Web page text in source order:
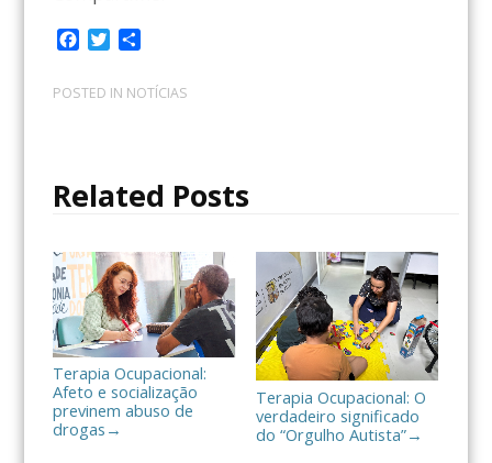
c
e
k
i
t
m
p
i
a
r
POSTED IN NOTÍCIAS
Related Posts
Terapia Ocupacional:
Afeto e socialização
previnem abuso de
drogas →
Terapia Ocupacional: O
verdadeiro significado
do “Orgulho Autista”→